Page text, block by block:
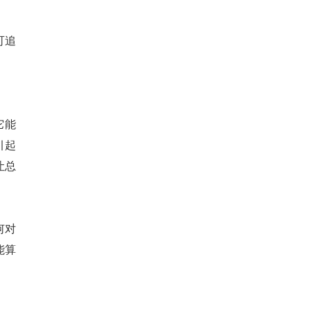
追
能
起
总
对
算